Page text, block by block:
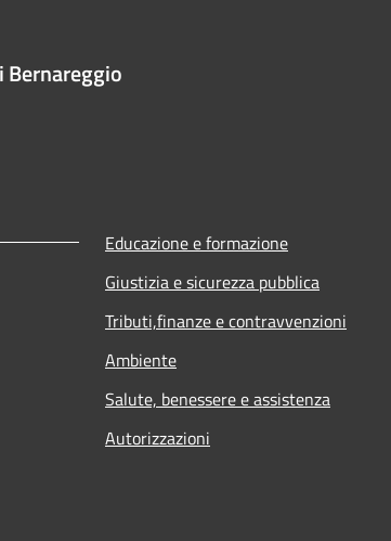
Bernareggio
Educazione e formazione
Giustizia e sicurezza pubblica
Tributi,finanze e contravvenzioni
Ambiente
Salute, benessere e assistenza
Autorizzazioni